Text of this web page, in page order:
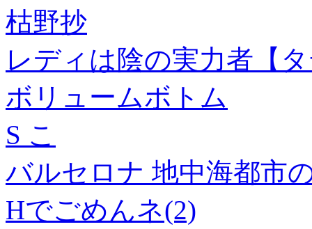
枯野抄
レディは陰の実力者【
ボリュームボトム
S こ
バルセロナ 地中海都市
Hでごめんネ(2)